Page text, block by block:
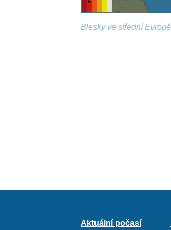
Blesky ve střední
Aktuální počasí